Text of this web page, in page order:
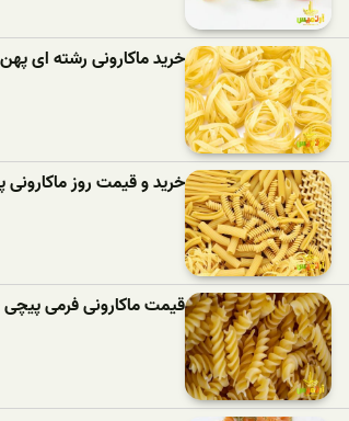
خرید ماکارونی رشته ای
خرید و قیمت روز
قیمت ماکارونی فرمی